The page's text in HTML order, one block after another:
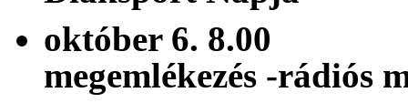
október 6.
megemlékezés -